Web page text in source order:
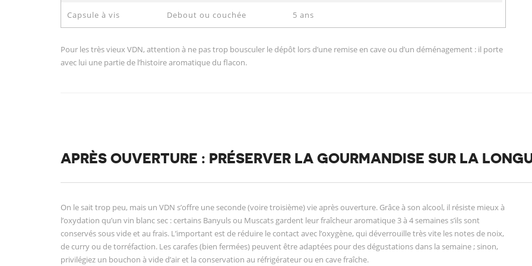
Capsule à vis Debout ou couchée 5 ans
Pour les très vieux VDN, attention à ne pas trop bousculer le dépôt lors d’une remise en cave ou d’un déménagement : il porte
avec lui une partie de l’histoire aromatique du flacon.
APRÈS OUVERTURE : PRÉSERVER LA GOURMANDISE SUR LA
On le sait trop peu, mais un VDN s’offre une seconde (voire troisième) vie après ouverture. Grâce à son alcool, il résiste mieux à
l’oxydation qu’un vin blanc sec : certains Banyuls ou Muscats gardent leur fraîcheur aromatique 3 à 4 semaines s’ils sont
conservés sous vide et au frais. L’important est de réduire le contact avec l’oxygène, qui déverrouille très vite les notes de noix,
de curry ou de torréfaction. Les carafes (bien fermées) peuvent être adaptées pour des dégustations dans la semaine ; sinon,
privilégiez un bouchon à vide d’air et la conservation au réfrigérateur ou en cave fraîche.